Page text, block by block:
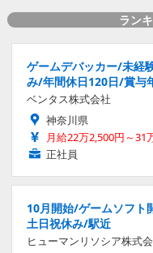
ラン
ゲームデバッカー/未経
み/年間休日120日/賞与
ベンタス株式会社
神奈川県
月給22万2,500円～31
正社員
10月開始/ゲームソフト
土日祝休み/駅近
ヒューマンリソシア株式